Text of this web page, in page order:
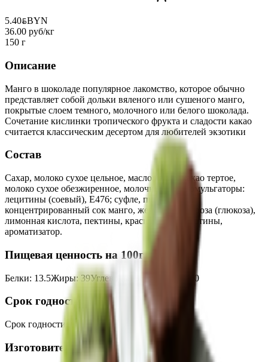
5.40BYNBYN
36.00 руб/кг
150 г
Описание
Манго в шоколаде популярное лакомство, которое обычно
представляет собой дольки вяленого или сушеного манго,
покрытые слоем темного, молочного или белого шоколада.
Сочетание кислинки тропического фрукта и сладости какао
считается классическим десертом для любителей экзотики
Состав
Сахар, молоко сухое цельное, масло какао, какао тертое,
молоко сухое обезжиренное, молочный жир, эмульгаторы:
лецитины (соевый), Е476; суфле, пюре манго,
концентрированный сок манго, желтин, декстроза (глюкоза),
лимонная кислота, пектины, краситель — каротины,
ароматизатор.
Пищевая ценность на 100г
Белки: 13.5Жиры:39Углеводы Калории 560
Срок годности
Срок годности 6 месяцев
Изготовитель